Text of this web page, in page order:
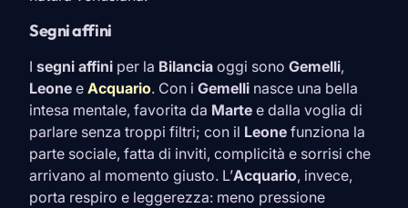
Segni affini
I segni affini per la Bilancia oggi sono Gemelli,
Leone e Acquario. Con i Gemelli nasce una bella
intesa mentale, favorita da Marte e dalla voglia di
parlare senza troppi filtri; con il Leone funziona la
parte sociale, fatta di inviti, complicità e sorrisi che
arrivano al momento giusto. L’Acquario, invece,
porta respiro e leggerezza: meno pressione